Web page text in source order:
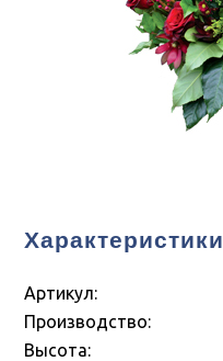
Характеристики
Артикул:
Производство:
Высота: